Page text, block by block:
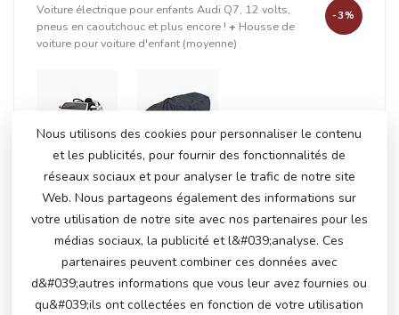
Voiture électrique pour enfants Audi Q7, 12 volts,
pneus en caoutchouc et plus encore ! + Housse de
voiture pour voiture d'enfant (moyenne)
-3%
En stock
€278,95
€271,50
PRODUITS CONNEXES
Nous utilisons des cookies pour personnaliser le contenu
et les publicités, pour fournir des fonctionnalités de
réseaux sociaux et pour analyser le trafic de notre site
Web. Nous partageons également des informations sur
votre utilisation de notre site avec nos partenaires pour les
médias sociaux, la publicité et l&#039;analyse. Ces
partenaires peuvent combiner ces données avec
d&#039;autres informations que vous leur avez fournies ou
qu&#039;ils ont collectées en fonction de votre utilisation